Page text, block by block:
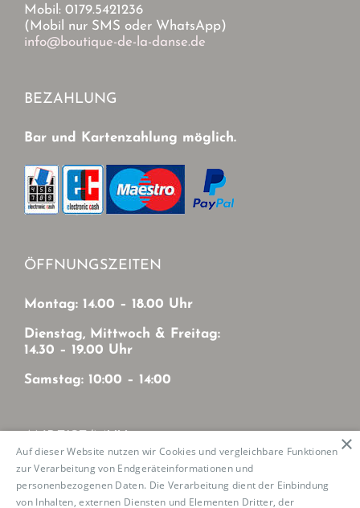
Mobil: 0179.5421236
(Mobil nur SMS oder WhatsApp)
info@boutique-de-la-danse.de
BEZAHLUNG
Bar und Kartenzahlung möglich.
ÖFFNUNGSZEITEN
Montag: 14.00 – 18.00 Uhr
Dienstag, Mittwoch & Freitag:
14.30 – 19.00 Uhr
Samstag: 10:00 – 14:00
Mit MVV von München-Zentrum
U2: Haltestelle Josephsburg
Auf dieser Website nutzen wir Cookies und vergleichbare Funktionen
zur Verarbeitung von Endgeräteinformationen und
personenbezogenen Daten. Die Verarbeitung dient der Einbindung
von Inhalten, externen Diensten und Elementen Dritter, der
×